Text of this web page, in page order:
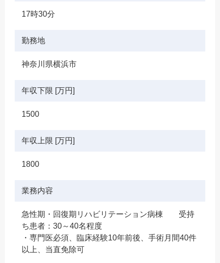
17時30分
勤務地
神奈川県横浜市
年収下限 [万円]
1500
年収上限 [万円]
1800
業務内容
急性期・回復期リハビリテーション病棟 受持
ち患者：30～40名程度
・専門医必須、臨床経験10年前後、手術月間40件
以上、当直免除可